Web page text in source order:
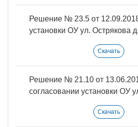
Решение № 23.5 от
установки ОУ ул. Острякова
Скачать
Решение № 21.10 от
согласовании установки ОУ
Скачать